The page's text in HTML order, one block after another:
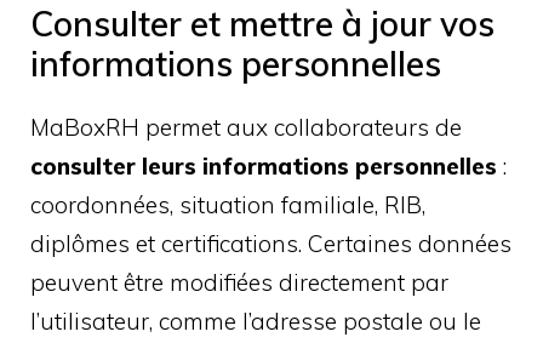
Consulter et mettre à jour vos
informations personnelles
MaBoxRH permet aux collaborateurs de
consulter leurs informations personnelles :
coordonnées, situation familiale, RIB,
diplômes et certifications. Certaines données
peuvent être modifiées directement par
l’utilisateur, comme l’adresse postale ou le